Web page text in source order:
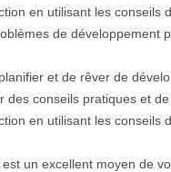
en utilisant les conseils
de développement
et de rêver de
des conseils pratiques et
en utilisant les conseils
un excellent moyen de